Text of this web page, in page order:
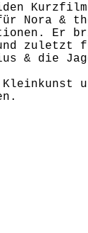
Nora &
Er
zuletzt
& die